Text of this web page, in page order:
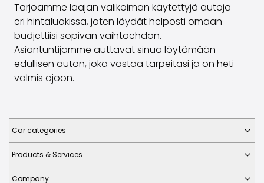
Tarjoamme laajan valikoiman käytettyjä autoja
eri hintaluokissa, joten löydät helposti omaan
budjettiisi sopivan vaihtoehdon.
Asiantuntijamme auttavat sinua löytämään
edullisen auton, joka vastaa tarpeitasi ja on heti
valmis ajoon.
Car categories
Products & Services
Company